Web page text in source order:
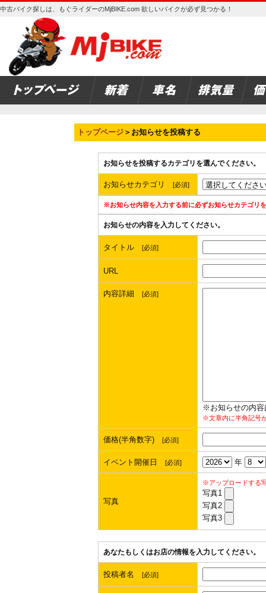
中古バイク探しは、もぐライダーのMjBIKE.com 欲しいバイクが必ず見つかる！
トップページ ＞お知らせを投稿する
お知らせを投稿するカテゴリを選んでください。
お知らせカテゴリ [必須]
※お知らせ内容を入力する前に必ずお知らせカテゴリ
お知らせの内容を入力してください。
タイトル [必須]
URL
内容詳細 [必須]
※お知らせの内容
※文章内に半角記号
価格(半角数字) [必須]
イベント開催日 [必須] 年
写真
※アップロードする
写真1
写真2
写真3
あなたもしくはお店の情報を入力してください。
投稿者名 [必須]